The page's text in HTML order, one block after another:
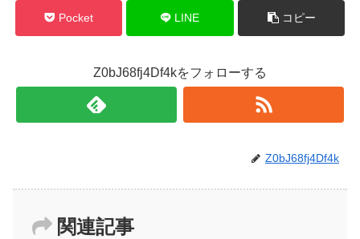
Pocket LINE コピー
Z0bJ68fj4Df4kをフォローする
Z0bJ68fj4Df4k
関連記事